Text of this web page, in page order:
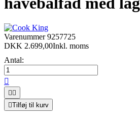
Varenummer9257725
DKK 2.699,00Inkl. moms
Antal:

 
Tilføj til kurv